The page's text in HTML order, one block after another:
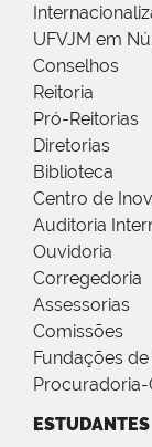
UFVJM em
Conselhos
Reitoria
Pró-Reitorias
Diretorias
Biblioteca
Centro de
Auditoria
Ouvidoria
Corregedoria
Assessorias
Comissões
Fundações
Procuradoria-
ESTUDANTES